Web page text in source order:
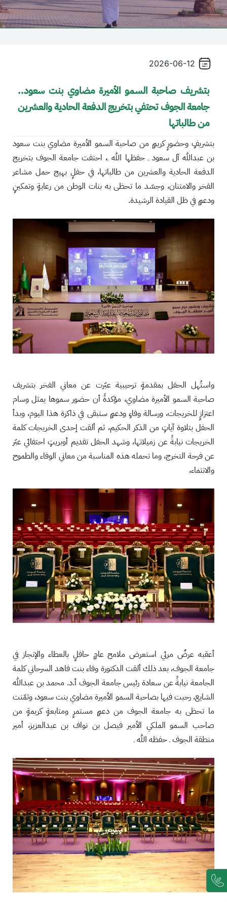
2026-06-12
بتشريف صاحبة السمو الأميرة مضاوي بنت سعود..
جامعة الجوف تحتفي بتخريج الدفعة الحادية والعشرين
من طالباتها
بتشريفٍ وحضورٍ كريمٍ من صاحبة السمو الأميرة مضاوي بنت سعود
بن عبدالله آل سعود ـ حفظها الله ـ، احتفت جامعة الجوف بتخريج
الدفعة الحادية والعشرين من طالباتها، في حفلٍ بهيج حمل مشاعر
الفخر والامتنان، وجسّد ما تحظى به بنات الوطن من رعايةٍ وتمكينٍ
ودعمٍ في ظل القيادة الرشيدة.
واستُهل الحفل بمقدمةٍ ترحيبية عبّرت عن معاني الفخر بتشريف
صاحبة السمو الأميرة مضاوي، مؤكدةً أن حضور سموها يمثل وسام
اعتزازٍ للخريجات، ورسالة وفاءٍ ودعمٍ ستبقى في ذاكرة هذا اليوم، وبدأ
الحفل بتلاوة آياتٍ من الذكر الحكيم، ثم ألقت إحدى الخريجات كلمة
الخريجات نيابةً عن زميلاتها، وشهد الحفل تقديم أوبريتٍ احتفائي عبّر
عن فرحة التخرج، وما تحمله هذه المناسبة من معاني الوفاء والطموح
والانتماء،
أعقبه عرضٌ مرئي استعرض ملامح عامٍ حافلٍ بالعطاء والإنجاز في
جامعة الجوف، بعد ذلك ألقت الدكتورة وفاء بنت فاهد السرحاني كلمة
الجامعة نيابةً عن سعادة رئيس جامعة الجوف أ.د. محمد بن عبدالله
الشايع، رحبت فيها بصاحبة السمو الأميرة مضاوي بنت سعود، وثمّنت
ما تحظى به جامعة الجوف من دعمٍ مستمرٍ ومتابعةٍ كريمةٍ من
صاحب السمو الملكي الأمير فيصل بن نواف بن عبدالعزيز، أمير
منطقة الجوف ـ حفظه الله ـ